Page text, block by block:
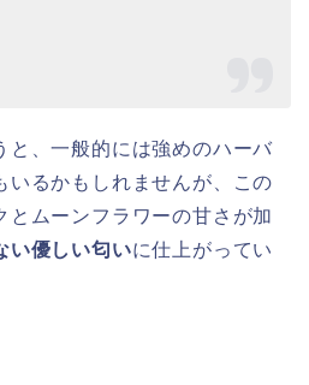
と、一般的には強めのハーバ
いるかもしれませんが、この
とムーンフラワーの甘さが加
い優しい匂いに仕上がってい